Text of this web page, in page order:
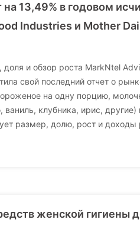
13,49% в годовом
Industries и Mother
и обзор роста MarkNtel
свой последний отчет о
на одну порцию,
клубника, ирис,
размер, долю, рост и
женской гигиены